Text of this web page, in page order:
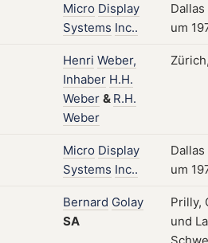
Micro Display
Systems Inc..
Dallas
um
Henri Weber,
Inhaber H.H.
Weber & R.H.
Weber
Micro Display
Systems Inc..
Dallas
um
Bernard Golay
SA
Prilly,
und